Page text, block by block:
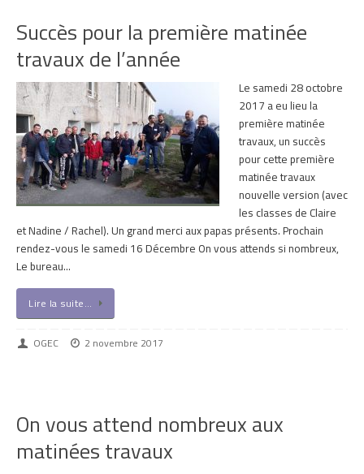
Succès pour la première matinée
travaux de l’année
Le samedi 28 octobre
2017 a eu lieu la
première matinée
travaux, un succès
pour cette première
matinée travaux
nouvelle version (avec
les classes de Claire
et Nadine / Rachel). Un grand merci aux papas présents. Prochain
rendez-vous le samedi 16 Décembre On vous attends si nombreux,
Le bureau…
Lire la suite…
OGEC 2 novembre 2017
On vous attend nombreux aux
matinées travaux